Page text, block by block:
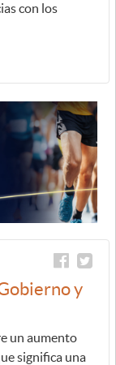
con los
y
un aumento
significa una